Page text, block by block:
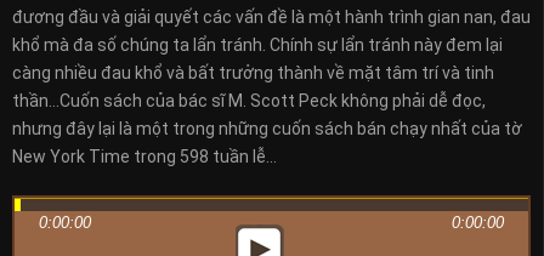
đương đầu và giải quyết các vấn đề là một hành trình gian nan, đau
khổ mà đa số chúng ta lẩn tránh. Chính sự lẩn tránh này đem lại
càng nhiều đau khổ và bất trưởng thành về mặt tâm trí và tinh
thần…Cuốn sách của bác sĩ M. Scott Peck không phải dễ đọc,
nhưng đây lại là một trong những cuốn sách bán chạy nhất của tờ
New York Time trong 598 tuần lễ…
0:00:00 0:00:00